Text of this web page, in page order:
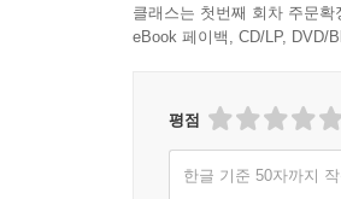
클래스는 첫번째 회차 주문
eBook 페이백, CD/LP, DVD/
평점
한글 기준 50자까지